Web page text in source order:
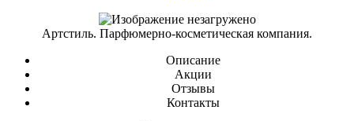
Артстиль. Парфюмерно-косметическая компания.
Описание
Акции
Отзывы
Контакты